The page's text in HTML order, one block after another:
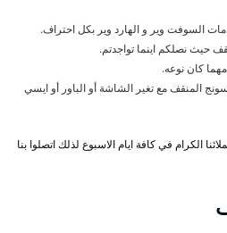
السوفت وير و الهارد وير بكل احتراف.
حيث نصلكم اينما تواجدتم.
كان نوعه.
المنقف مع تغير الشاشة أو الباور أو ايسي
الكرام في كافة ايام الاسبوع لذلك اتصلوا بنا